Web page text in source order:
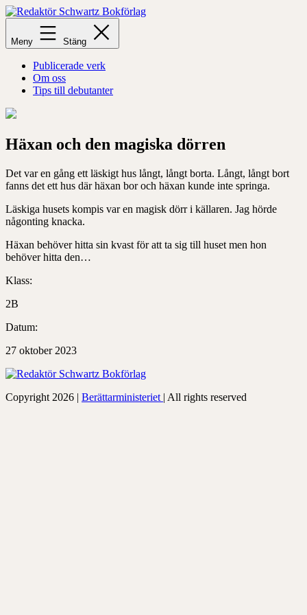
Hoppa
till
innehåll
Redaktör
Schwartz
Bokförlag
Meny Stäng
Publicerade verk
Om oss
Tips till debutanter
Häxan och den magiska dörren
Det var en gång ett läskigt hus långt, långt borta. Långt, långt bort
fanns det ett hus där häxan bor och häxan kunde inte springa.
Läskiga husets kompis var en magisk dörr i källaren. Jag hörde
någonting knacka.
Häxan behöver hitta sin kvast för att ta sig till huset men hon
behöver hitta den…
Klass:
2B
Datum:
27 oktober 2023
Copyright 2026 | Berättarministeriet | All rights reserved